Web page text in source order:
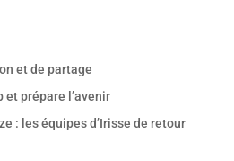
et de partage
et prépare l’avenir
: les équipes d’Irisse de retour